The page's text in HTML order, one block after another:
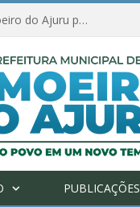
Amanhã começa nova etapa de vacinação em Limoeiro do Ajuru para idosos com 65 ou mais
PUBLICAÇÕES